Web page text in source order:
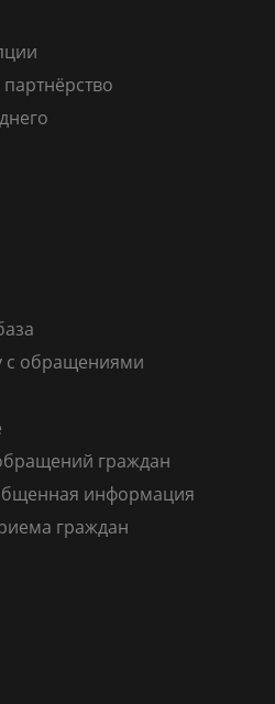
с обращениями
граждан
информация
граждан